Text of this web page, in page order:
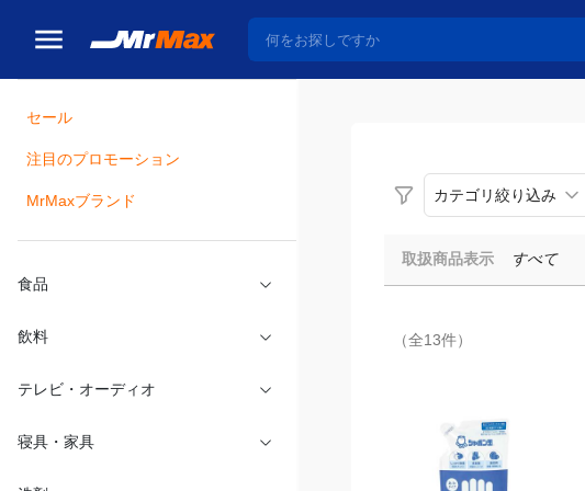
セール
注目のプロモーション
MrMaxブランド
食品
飲料
テレビ・オーディオ
寝具・家具
カテゴリ絞り込み
取扱商品表示 すべて
（全13件）